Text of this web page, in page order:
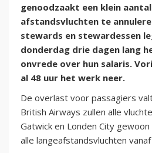
genoodzaakt een klein
afstandsvluchten te
stewards en stewardessen
donderdag drie dagen lang
onvrede over hun salaris.
al 48 uur het werk neer.
De overlast voor passagiers
British Airways zullen alle
Gatwick en Londen City
alle langeafstandsvluchten